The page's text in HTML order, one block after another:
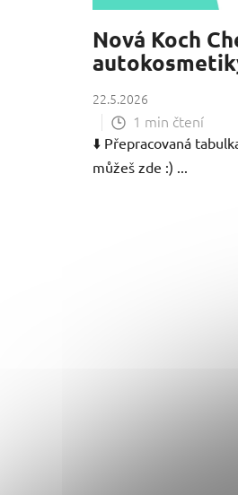
Nová Koch
22.5.2026
1 min čtení
⬇️ Přepracovaná